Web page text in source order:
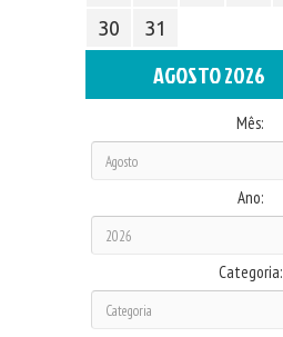
30
31
AGOSTO 2026
Mês:
Ano:
Categoria: